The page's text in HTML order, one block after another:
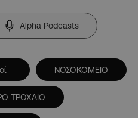
Alpha Podcasts
ΝΟΣΟΚΟΜΕΙΟ
ΤΡΟΧΑΙΟ